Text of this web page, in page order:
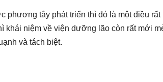
phương tây phát triển thì đó là một điều
khái niệm về viện dưỡng lão còn rất mới
và tách biệt.